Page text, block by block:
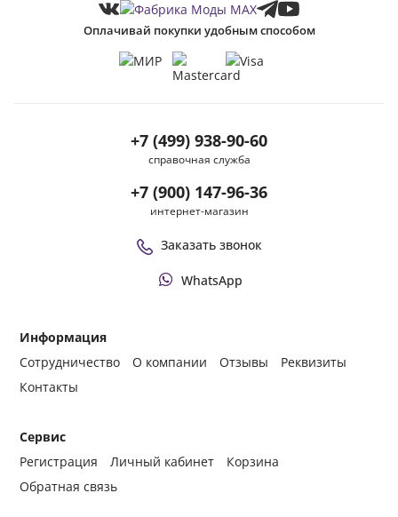
Информация
Сотрудничество
О компании Отзывы
Реквизиты
Контакты
Сервис
Регистрация
Личный кабинет
Корзина
Обратная связь
+7 (499) 938-90-60
справочная служба
+7 (900) 147-96-36
интернет-магазин
Заказать звонок
WhatsApp
Оплачивай покупки удобным способом